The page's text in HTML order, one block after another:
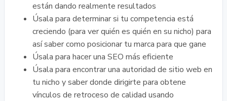
están dando realmente resultados
Úsala para determinar si tu competencia está
creciendo (para ver quién es quién en su nicho) para
así saber como posicionar tu marca para que gane
Úsala para hacer una SEO más eficiente
Úsala para encontrar una autoridad de sitio web en
tu nicho y saber donde dirigirte para obtene
vínculos de retroceso de calidad usando